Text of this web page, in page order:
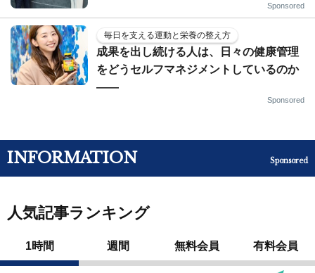
Sponsored
毎日を支える運動と栄養の整え方
成果を出し続ける人は、日々の健康管理
をどうセルフマネジメントしているのか
——
Sponsored
INFORMATION Sponsored
人気記事ランキング
1時間 週間 無料会員 有料会員